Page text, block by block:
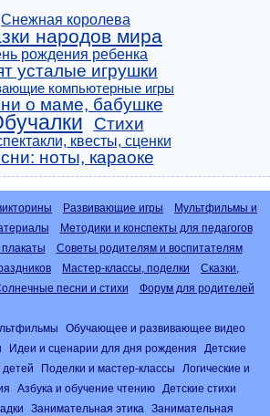
Снежная королева
народов мира
рождения ребенка
усталые игрушки
компьютерные игры
о маме, бабушке
Стихи
квесты, сценки
ноты, караоке
Развивающие игры
Мультфильмы и
Методики и конспекты для педагогов
плакаты
Советы родителям и воспитателям
Мастер-классы, поделки
Сказки,
песни и стихи Форум для родителей
Обучающее и развивающее видео
Идеи и сценарии для дня рождения
Детские
детей Поделки и мастер-классы
Логические и
Азбука и обучение чтению
Детские стихи
Занимательная этика
Занимательная